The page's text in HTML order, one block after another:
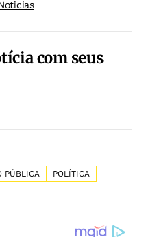
com seus
PÚBLICA
POLÍTICA